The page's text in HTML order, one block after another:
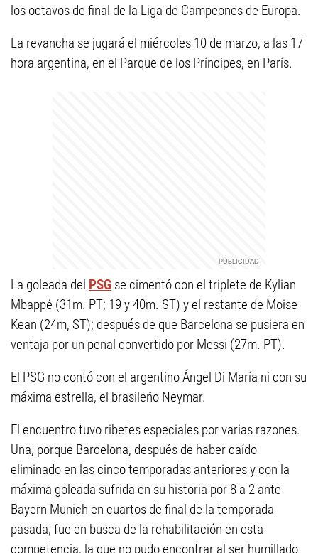
los octavos de final de la Liga de Campeones de Europa.
La revancha se jugará el miércoles 10 de marzo, a las 17
hora argentina, en el Parque de los Príncipes, en París.
La goleada del PSG se cimentó con el triplete de Kylian
Mbappé (31m. PT; 19 y 40m. ST) y el restante de Moise
Kean (24m, ST); después de que Barcelona se pusiera en
ventaja por un penal convertido por Messi (27m. PT).
El PSG no contó con el argentino Ángel Di María ni con su
máxima estrella, el brasileño Neymar.
El encuentro tuvo ribetes especiales por varias razones.
Una, porque Barcelona, después de haber caído
eliminado en las cinco temporadas anteriores y con la
máxima goleada sufrida en su historia por 8 a 2 ante
Bayern Munich en cuartos de final de la temporada
pasada, fue en busca de la rehabilitación en esta
competencia, la que no pudo encontrar al ser humillado